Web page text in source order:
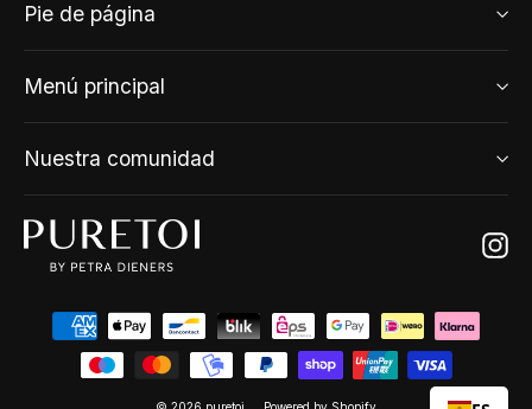
Pie de página
Menú principal
Nuestra comunidad